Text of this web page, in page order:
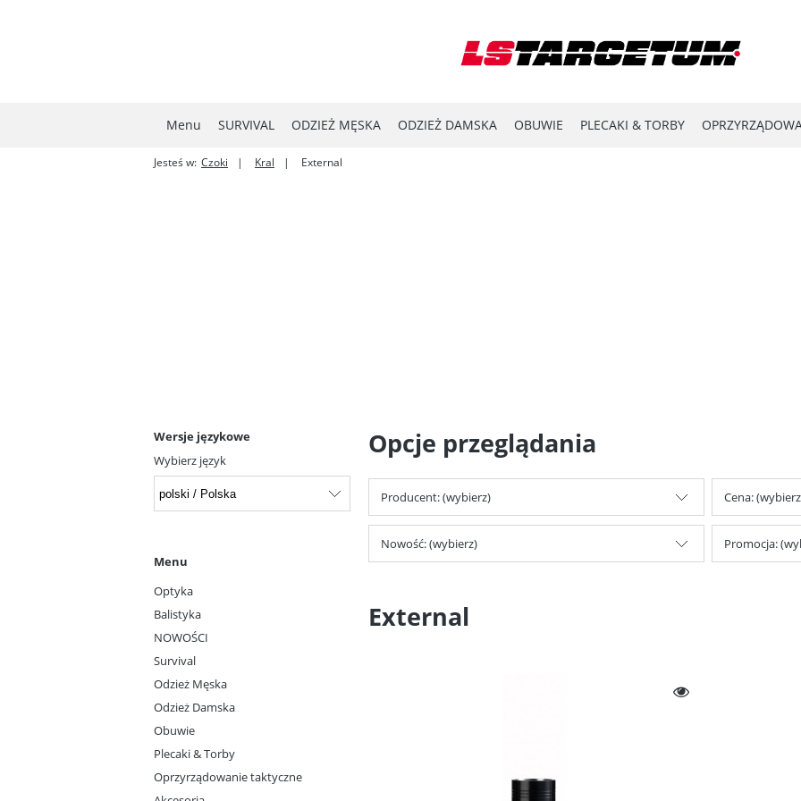
Menu SURVIVAL ODZIEŻ MĘSKA ODZIEŻ DAMSKA OBUWIE PLECAKI & TORBY
Jesteś w: Czoki Kral External
Wersje językowe
Wybierz język
Menu
Optyka
Balistyka
NOWOŚCI
Survival
Odzież Męska
Odzież Damska
Obuwie
Plecaki & Torby
Oprzyrządowanie taktyczne
Opcje przeglądania
Producent: (wybierz) Cena:
Nowość: (wybierz) Promocja:
External